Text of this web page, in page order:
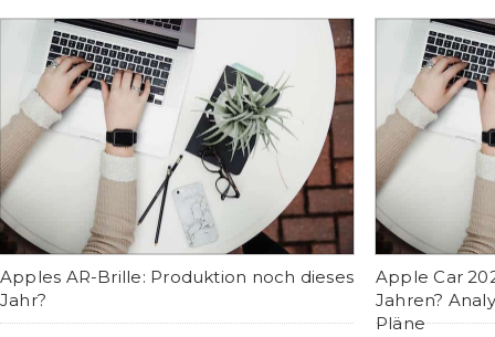
Apples AR-Brille: Produktion noch dieses
Jahr?
Apple Car
Jahren?
Pläne